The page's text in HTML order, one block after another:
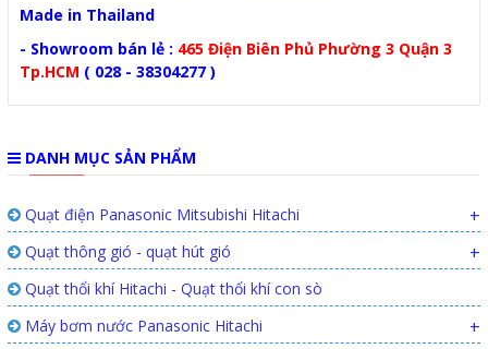
Made in Thailand
- Showroom bán lẻ : 465 Điện Biên Phủ Phường 3 Quận 3
Tp.HCM ( 028 - 38304277 )
DANH MỤC SẢN PHẨM
Quạt điện Panasonic Mitsubishi Hitachi +
Quạt thông gió - quạt hút gió +
Quạt thổi khí Hitachi - Quạt thổi khí con sò
Máy bơm nước Panasonic Hitachi
+